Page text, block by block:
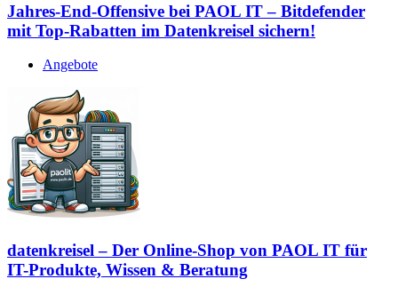
Jahres-End-Offensive bei PAOL IT – Bitdefender
mit Top-Rabatten im Datenkreisel sichern!
Angebote
datenkreisel – Der Online-Shop von PAOL IT für
IT-Produkte, Wissen & Beratung